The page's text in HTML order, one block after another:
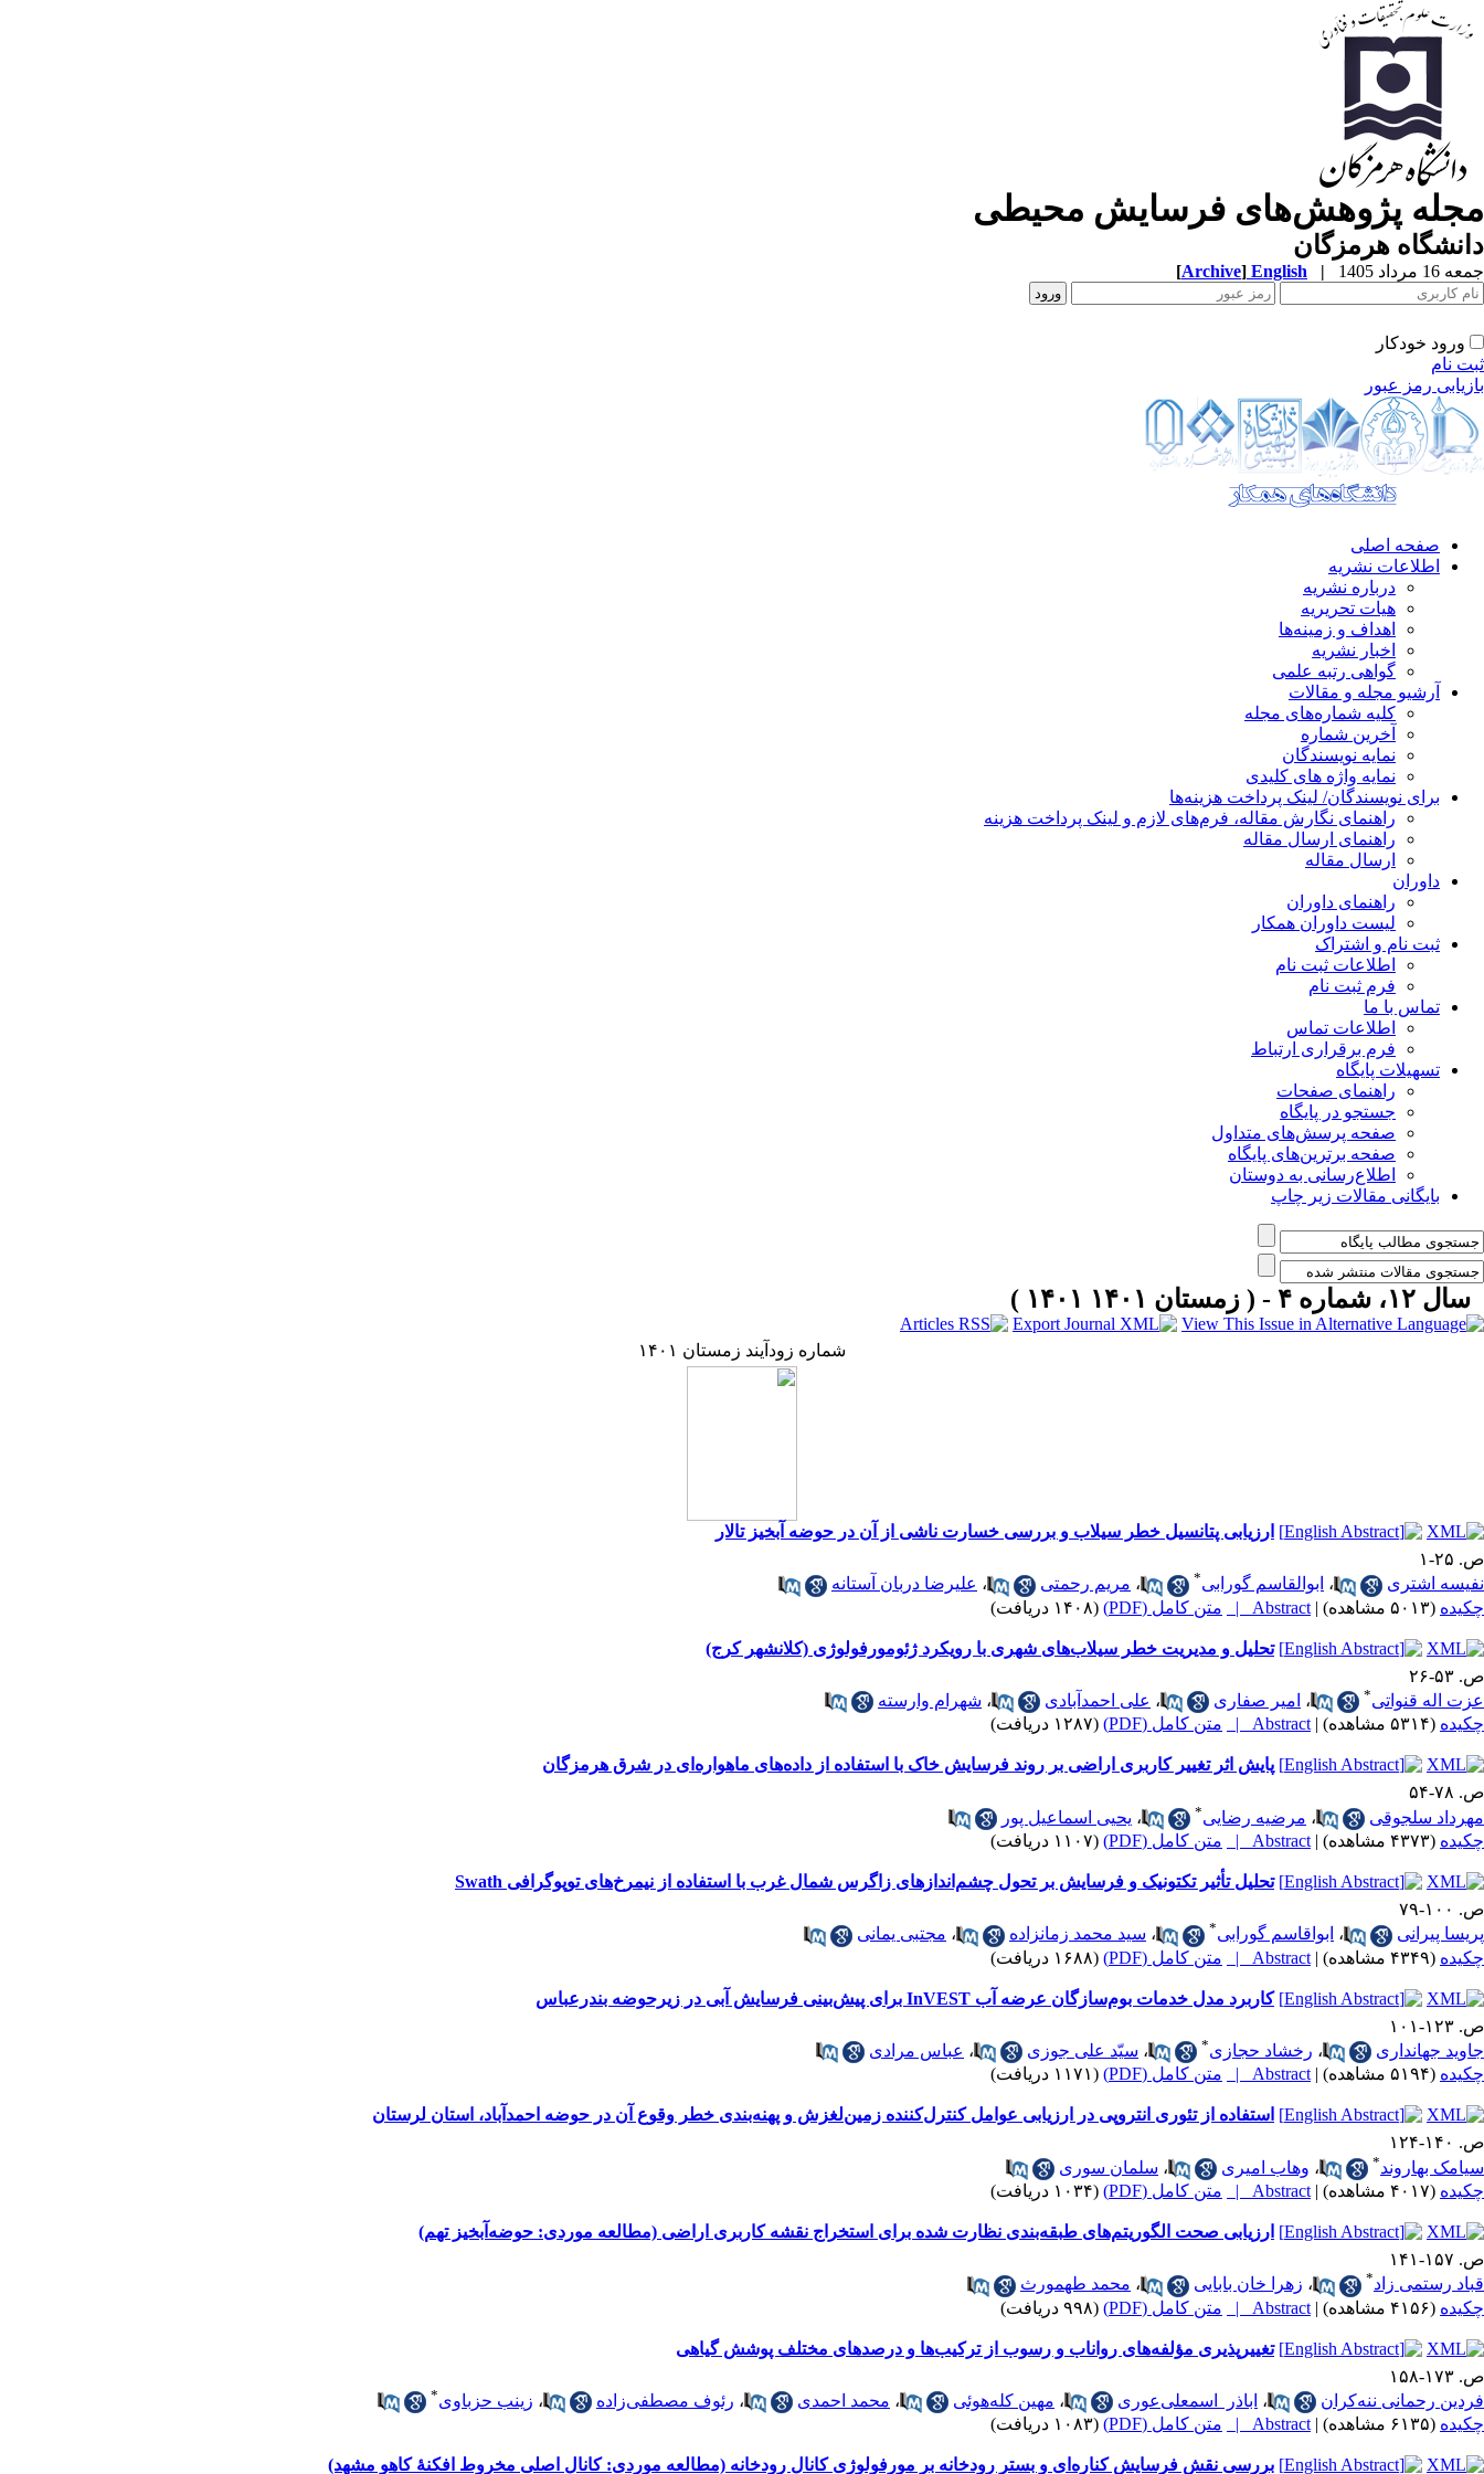
مجله پژوهش‌های فرسایش محیطی
دانشگاه هرمزگان
جمعه 16 مرداد 1405 |
English
[Archive]
ورود خودکار
ثبت نام
بازیابی رمز عبور
صفحه اصلی
اطلاعات نشریه
درباره نشریه
هیات تحریریه
اهداف و زمینه‌ها
اخبار نشریه
گواهی رتبه علمی
آرشیو مجله و مقالات
کلیه شماره‌های مجله
آخرین شماره
نمایه نویسندگان
نمایه واژه های کلیدی
برای نویسندگان/ لینک پرداخت هزینه‌ها
راهنمای نگارش مقاله، فرم‌های لازم و لینک پرداخت هزینه
راهنمای ارسال مقاله
ارسال مقاله
داوران
راهنمای داوران
لیست داوران همکار
ثبت نام و اشتراک
اطلاعات ثبت نام
فرم ثبت نام
تماس با ما
اطلاعات تماس
فرم برقراری ارتباط
تسهیلات پایگاه
راهنمای صفحات
جستجو در پایگاه
صفحه پرسش‌های متداول
صفحه برترین‌های پایگاه
اطلاع‌رسانی به دوستان
بایگانی مقالات زیر چاپ
سال ۱۲، شماره ۴ - ( زمستان ۱۴۰۱ ۱۴۰۱ )
شماره زودآیند زمستان ۱۴۰۱
ارزیابی پتانسیل خطر سیلاب و بررسی خسارت ناشی از آن در حوضه آبخیز تالار
ص. ۲۵-۱
نفیسه اشتری
، ابوالقاسم گورابی* ، مریم رحمتی ، علیرضا دربان آستانه
چکیده (۵۰۱۳ مشاهده) |
Abstract | متن کامل (PDF) (۱۴۰۸ دریافت)
تحلیل و مدیریت خطر سیلاب‌های شهری با رویکرد ژئومورفولوژی (کلانشهر کرج)
ص. ۵۳-۲۶
عزت اله قنواتی* ، امیر صفاری ، علی احمدآبادی ، شهرام وارسته
چکیده (۵۳۱۴ مشاهده) |
Abstract | متن کامل (PDF) (۱۲۸۷ دریافت)
پایش اثر تغییر کاربری اراضی بر روند فرسایش خاک با استفاده از داده‌های ماهواره‌ای در شرق هرمزگان
ص. ۷۸-۵۴
مهرداد سلجوقی
، مرضیه رضایی* ، یحیی اسماعیل پور
چکیده (۴۳۷۳ مشاهده) |
Abstract | متن کامل (PDF) (۱۱۰۷ دریافت)
تحلیل تأثیر تکتونیک و فرسایش بر تحول چشم‌انداز‌های زاگرس شمال غرب با استفاده از نیمرخ‌های توپوگرافی Swath
ص. ۱۰۰-۷۹
پریسا پیرانی
، ابواقاسم گورابی* ، سید محمد زمانزاده ، مجتبی یمانی
چکیده (۴۳۴۹ مشاهده) |
Abstract | متن کامل (PDF) (۱۶۸۸ دریافت)
کاربرد مدل خدمات ‌بوم‌سازگان عرضه آب InVEST برای پیش‌بینی فرسایش آبی در زیر‌حوضه بندرعباس
ص. ۱۲۳-۱۰۱
جاوید جهانداری
، رخشاد حجازی* ، سیّد علی جوزی ، عباس مرادی
چکیده (۵۱۹۴ مشاهده) |
Abstract | متن کامل (PDF) (۱۱۷۱ دریافت)
استفاده از تئوری انتروپی در ارزیابی عوامل کنترل‌کننده زمین‌لغزش و پهنه‌بندی خطر وقوع آن در حوضه احمدآباد، استان لرستان
ص. ۱۴۰-۱۲۴
سیامک بهاروند* ، وهاب امیری ، سلمان سوری
چکیده (۴۰۱۷ مشاهده) |
Abstract | متن کامل (PDF) (۱۰۳۴ دریافت)
ارزیابی صحت الگوریتم‌های طبقه‌بندی نظارت شده برای استخراج نقشه کاربری اراضی (مطالعه موردی: حوضه‌آبخیز تهم)
ص. ۱۵۷-۱۴۱
قباد رستمی زاد* ، زهرا خان بابایی ، محمد طهمورث
چکیده (۴۱۵۶ مشاهده) |
Abstract | متن کامل (PDF) (۹۹۸ دریافت)
تغییرپذیری مؤلفه‌های رواناب و رسوب از ترکیب‌‌ها و درصدهای مختلف پوشش گیاهی
ص. ۱۷۳-۱۵۸
فردین رحمانی ننه‌کران
، اباذر ‌ اسمعلی‌عوری ، مهین کله‌هوئی ، محمد احمدی ، رئوف مصطفی‌زاده ، زینب حزباوی*
چکیده (۶۱۳۵ مشاهده) |
Abstract | متن کامل (PDF) (۱۰۸۳ دریافت)
بررسی نقش فرسایش کناره‌ای و بستر رودخانه بر مورفولوژی کانال رودخانه (مطالعه موردی: کانال اصلی مخروط افکنۀ کاهو مشهد)